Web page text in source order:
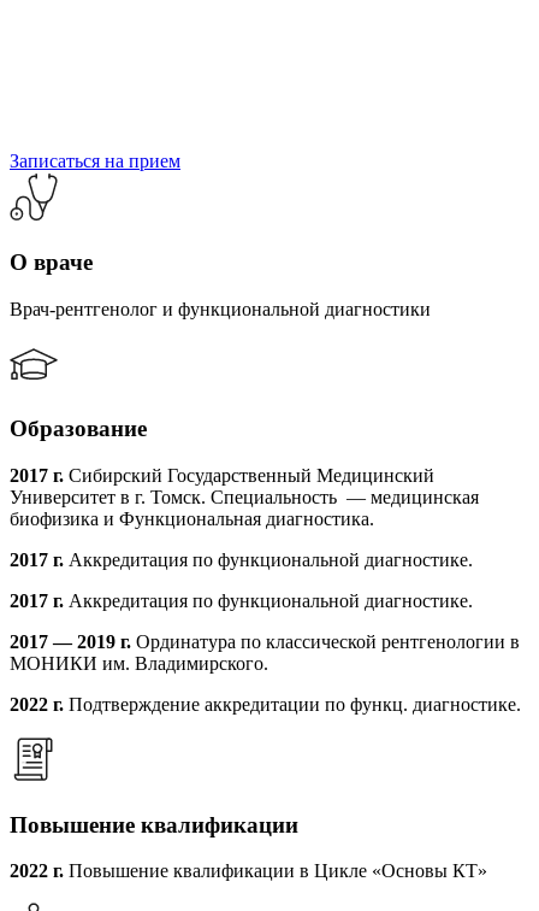
Записаться на прием
О враче
Врач-рентгенолог и функциональной диагностики
Образование
2017 г. Сибирский Государственный Медицинский
Университет в г. Томск. Специальность — медицинская
биофизика и Функциональная диагностика.
2017 г. Аккредитация по функциональной диагностике.
2017 г. Аккредитация по функциональной диагностике.
2017 — 2019 г. Ординатура по классической рентгенологии в
МОНИКИ им. Владимирского.
2022 г. Подтверждение аккредитации по функц. диагностике.
Повышение квалификации
2022 г. Повышение квалификации в Цикле «Основы КТ»